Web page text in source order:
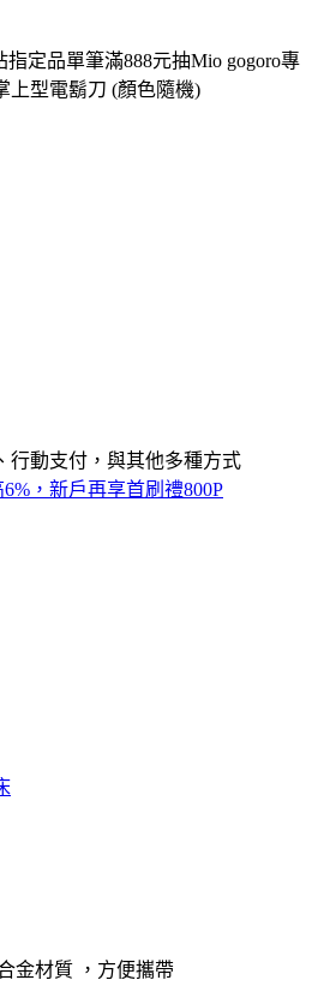
指定品單筆滿888元抽Mio gogoro專
上型電鬍刀 (顏色隨機)
行動支付，與其他多種方式
，新戶再享首刷禮800P
金材質 ，方便攜帶